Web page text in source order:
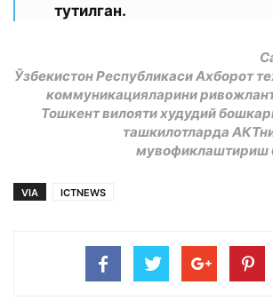
тутилган.
Ўзбекистон Республикаси Ахборот
коммуникацияларини
Тошкент вилояти худудий
ташкилотларда
мувофиклаштириш
VIA ICTNEWS